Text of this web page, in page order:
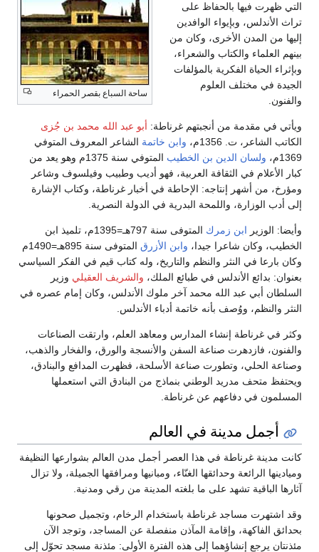
ساحة السباع بقصر الحمراء
التي ظهرت فيها بالحفاظ على
تراث الأندلس، وبإيواء الوافدين
إليها من المدن الأخرى، وكان من
بينهم العلماء والكتاب والشعراء،
وبإثراء الحياة الفكرية بالمؤلفات
الجيدة في مختلف العلوم
والفنون.
ويأتي في مقدمة من أنجبتهم غرناطة: أبو عبد الله محمد بن جُزى
الكاتب الشاعر، ت. 1356م،
وابن خاتمة الشاعر المعروف المتوفي
1369م،
ولسان الدين بن الخطيب
المتوفي سنة 1375م وهو يعد من
كبار الأعلام في الثقافة العربية، فهو أديب وطبيب وفيلسوف وشاعر
ومؤرخ، من أشهر إنتاجه: الإحاطة في أخبار غرناطة، وكتاب الإشارة
إلى أدب الوزارة، واللمحة البدرية في الدولة النصرية.
وأيضا: الوزير ابن زمرك
المتوفى سنة 797هـ=1395م، تلميذ ابن
الخطيب، وكان شاعرا جيدا، وابن الأزرق
المتوفى سنة 895هـ=1490م
وكان بارعا في النثر والنظم والتاريخ، وله كتاب قيم في الفكر السياسي
بعنوان: بدائع الأندلس في طبائع الملك، والشريف العقيلي وزير
السلطان أبي عبد الله محمد آخر ملوك الأندلس، وكان إمام عصره في
النثر والنظم، ووُصف بأنه خاتمة أدباء الأندلس.
وكثر في غرناطة إنشاء المدارس ومعاهد العلم، وارتقت الصناعات
والفنون، فازدهرت صناعة السفن والأنسجة والورق، والفخار والذهب،
وصناعة الحلي، وتطورت صناعة الأسلحة، فظهرت المدافع والبنادق،
ويحتفظ متحف مدريد الوطني بنماذج من البنادق التي استعملها
المسلمون في دفاعهم عن غرناطة.
أجمل مدينة في العالم
كانت مدينة غرناطة في هذا العصر أجمل مدن العالم بشوارعها النظيفة
وميادينها الرائعة وحدائقها الغنّاء، ومبانيها ومرافقها الجميلة، ولا تزال
آثارها الباقية تشهد على ما بلغته المدينة من رقي ومدنية.
وقد اشتهرت مساجد غرناطة باستخدام الرخام، وتجميل صحونها
بحدائق الفاكهة، وإقامة المآذن منفصلة عن المساجد، وتوجد الآن
مئذنتان يرجع إنشاؤهما إلى هذه الفترة الأولى: مئذنة مسجد تحوّل إلى